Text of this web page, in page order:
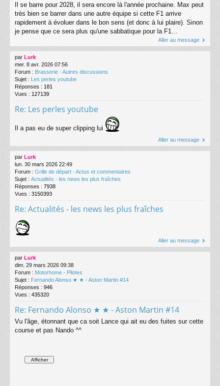
Il se barre pour 2028, il sera encore là l'année prochaine. Max peut
très bien se barrer dans une autre équipe si cette F1 arrive
rapidement à évoluer dans le bon sens (et donc à lui plaire). Sinon
je pense que ce sera plus qu'une sabbatique pour la F1...
Aller au message
par Lurk
mer. 8 avr. 2026 07:56
Forum : Brasserie - Autres discussions
Sujet : Les perles youtube
Réponses : 181
Vues : 127139
Re: Les perles youtube
Il a pas eu de super clipping lui
Aller au message
par Lurk
lun. 30 mars 2026 22:49
Forum : Grille de départ - Actus et commentaires
Sujet : Actualités - les news les plus fraîches
Réponses : 7938
Vues : 3150393
Re: Actualités - les news les plus fraîches
Aller au message
par Lurk
dim. 29 mars 2026 09:38
Forum : Motorhome - Pilotes
Sujet : Fernando Alonso ★ ★ - Aston Martin #14
Réponses : 946
Vues : 435320
Re: Fernando Alonso ★ ★ - Aston Martin #14
Vu l'âge, étonnant que ca soit Lance qui ait eu des fuites sur cette
course et pas Nando ^^